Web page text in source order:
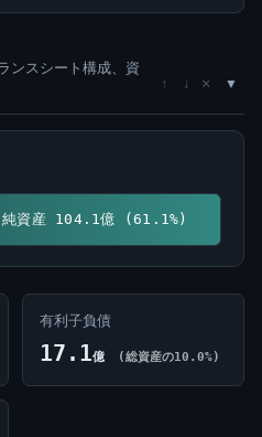
ンスシート構成、資
↑ ↓ ×
純資産 104.1億 (61.1%)
有利子負債
17.1億 (総資産の10.0%)